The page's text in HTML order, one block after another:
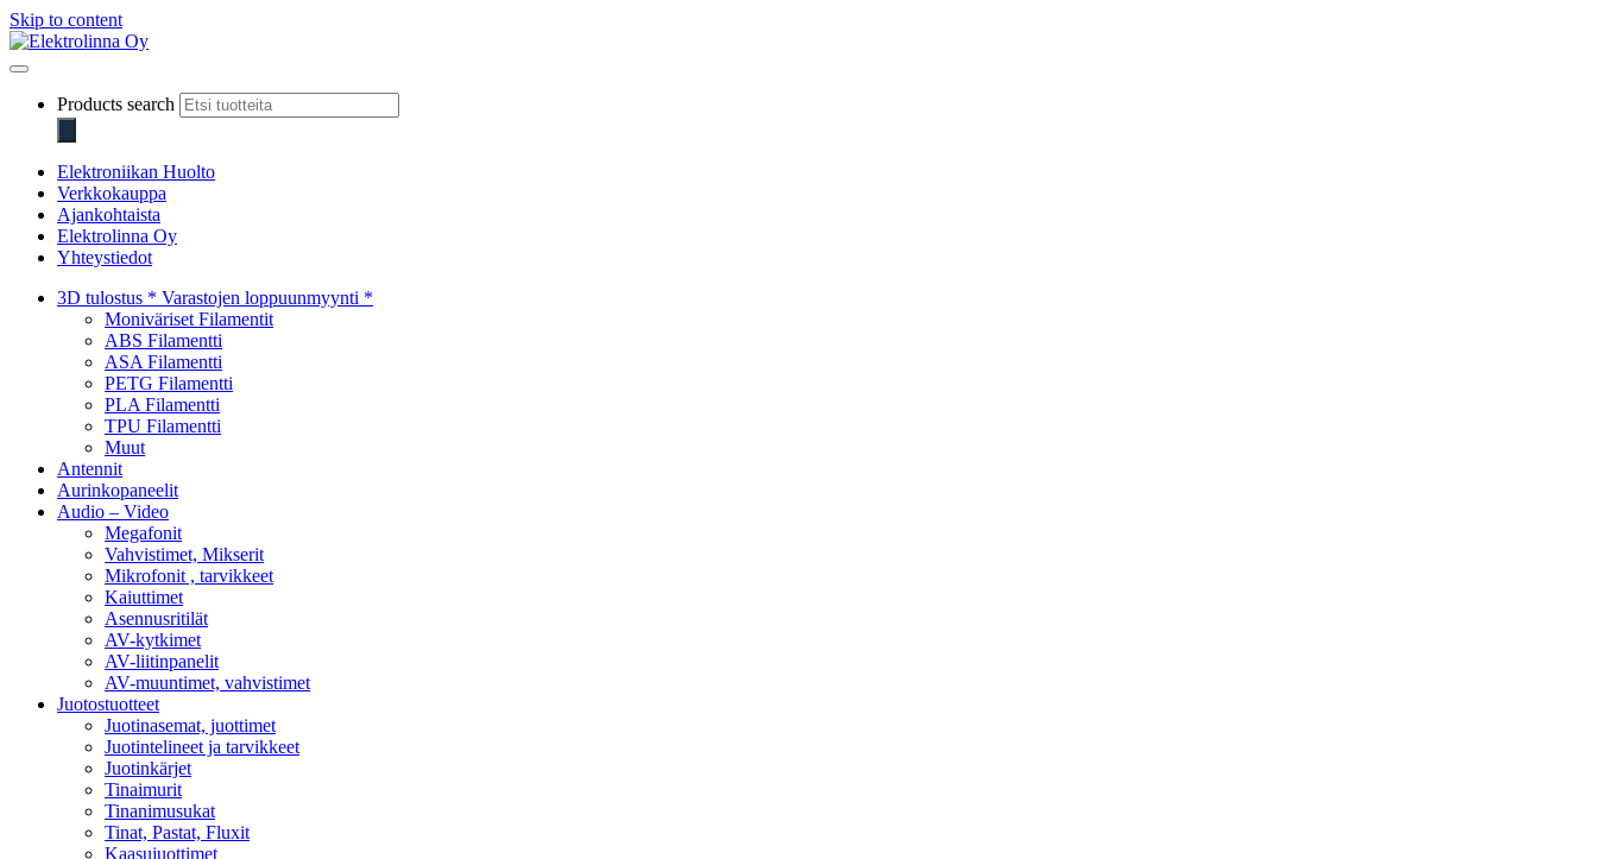
Skip to content
Products search
Elektroniikan Huolto
Verkkokauppa
Ajankohtaista
Elektrolinna Oy
Yhteystiedot
3D tulostus * Varastojen loppuunmyynti *
Moniväriset Filamentit
ABS Filamentti
ASA Filamentti
PETG Filamentti
PLA Filamentti
TPU Filamentti
Muut
Antennit
Aurinkopaneelit
Audio – Video
Megafonit
Vahvistimet, Mikserit
Mikrofonit , tarvikkeet
Kaiuttimet
Asennusritilät
AV-kytkimet
AV-liitinpanelit
AV-muuntimet, vahvistimet
Juotostuotteet
Juotinasemat, juottimet
Juotintelineet ja tarvikkeet
Juotinkärjet
Tinaimurit
Tinanimusukat
Tinat, Pastat, Fluxit
Kaasujuottimet